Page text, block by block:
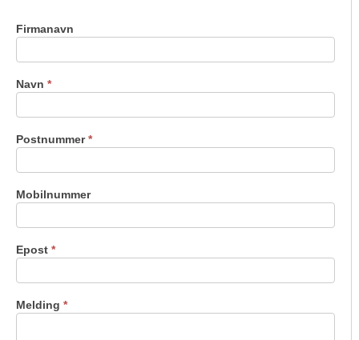
Kontakt
Firmanavn
Navn *
Postnummer*
Mobilnummer
Epost *
Melding *